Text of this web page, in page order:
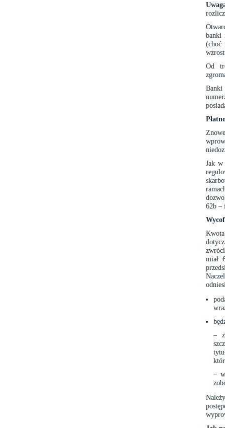
banki
(choć
Od
Banki
Jak w
62b –
miał
–
–